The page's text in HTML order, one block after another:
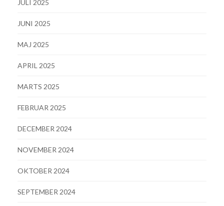
JULI 2025
JUNI 2025
MAJ 2025
APRIL 2025
MARTS 2025
FEBRUAR 2025
DECEMBER 2024
NOVEMBER 2024
OKTOBER 2024
SEPTEMBER 2024